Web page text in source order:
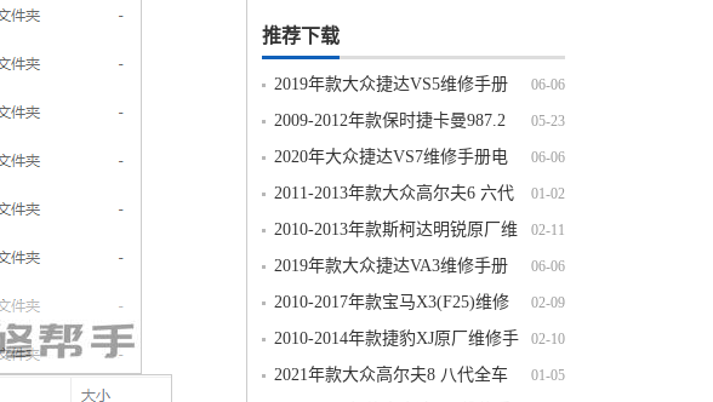
推荐下载
06-06
2019年款大众捷达VS5维修手册
电路图线路图资料下载
05-23
2009-2012年款保时捷卡曼987.2
BOXSTER Cayman维修手册资料下载06-06
2020年大众捷达VS7维修手册电
路图线路图资料下载
01-02
2011-2013年款大众高尔夫6 六代
维修手册电路图线路图资料下载
02-11
2010-2013年款斯柯达明锐原厂维
修手册电路图线路图资料下载
06-06
2019年款大众捷达VA3维修手册
电路图线路图资料下载
02-09
2010-2017年款宝马X3(F25)维修
电路图线路图资料下载
02-10
2010-2014年款捷豹XJ原厂维修手
册电路图线路图资料下载
01-05
2021年款大众高尔夫8 八代全车